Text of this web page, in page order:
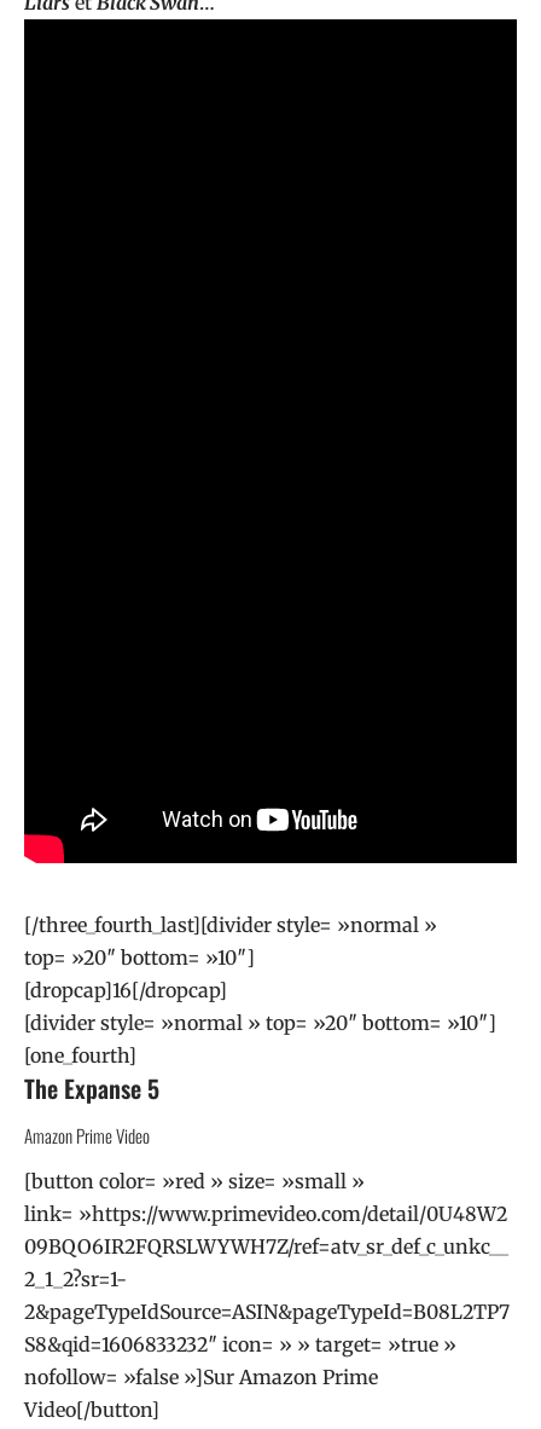
[/three_fourth_last][divider style= »normal »
top= »20″ bottom= »10″]
[dropcap]16[/dropcap]
[divider style= »normal » top= »20″ bottom= »10″]
[one_fourth]
The Expanse 5
Amazon Prime Video
[button color= »red » size= »small »
link= »https://www.primevideo.com/detail/0U48W2
09BQO6IR2FQRSLWYWH7Z/ref=atv_sr_def_c_unkc__
2_1_2?sr=1-
2&pageTypeIdSource=ASIN&pageTypeId=B08L2TP7
S8&qid=1606833232″ icon= » » target= »true »
nofollow= »false »]Sur Amazon Prime
Video[/button]